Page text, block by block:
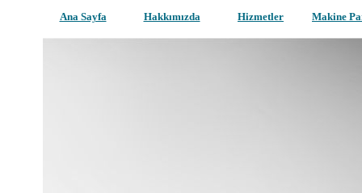
Ana Sayfa Hakkımızda Hizmetler Makine